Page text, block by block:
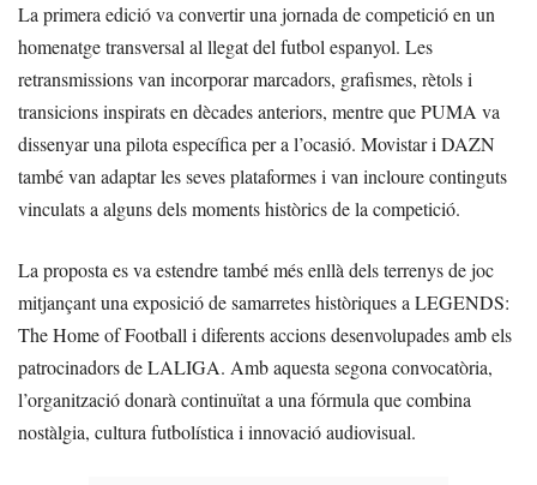
La primera edició va convertir una jornada de competició en un
homenatge transversal al llegat del futbol espanyol. Les
retransmissions van incorporar marcadors, grafismes, rètols i
transicions inspirats en dècades anteriors, mentre que PUMA va
dissenyar una pilota específica per a l’ocasió. Movistar i DAZN
també van adaptar les seves plataformes i van incloure continguts
vinculats a alguns dels moments històrics de la competició.
La proposta es va estendre també més enllà dels terrenys de joc
mitjançant una exposició de samarretes històriques a LEGENDS:
The Home of Football i diferents accions desenvolupades amb els
patrocinadors de LALIGA. Amb aquesta segona convocatòria,
l’organització donarà continuïtat a una fórmula que combina
nostàlgia, cultura futbolística i innovació audiovisual.